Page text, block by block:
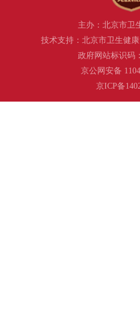
主办：北京市卫
技术支持：北京市卫生健
政府网站标识码
京公网安备
京ICP备